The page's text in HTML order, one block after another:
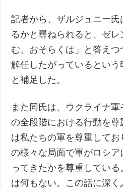
記者から、ザルジュニー
るかと尋ねられると、ゼ
む、おそらくは」と答え
解任したがっているという
と補足した。
また同氏は、ウクライナ
の全段階における行動を
は私たちの軍を尊重して
の様々な局面で軍がロシ
ってきたかを尊重してい
は何もない。この話に深く